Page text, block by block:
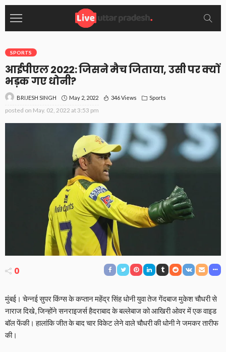
SPORTS
आईपीएल 2022: जिसने मैच जिताया, उसी पर क्यों
भड़क गए धोनी?
BRIJESH SINGH May 2, 2022 346 Views Sports
posted on May. 02, 2022 at 3:53 pm
0
मुंबई। चेन्नई सुपर किंग्स के कप्तान महेंद्र सिंह धोनी युवा तेज गेंदबाज मुकेश चौधरी से
नाराज दिखे, जिन्होंने सनराइजर्स हैदराबाद के बल्लेबाज को आखिरी ओवर में एक वाइड
बॉल फेंकी। हालांकि जीत के बाद चार विकेट लेने वाले चौधरी की धोनी ने जमकर तारीफ
की।